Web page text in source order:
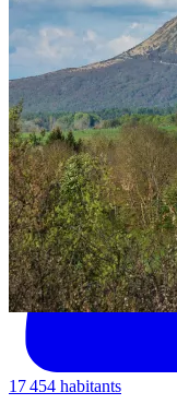
17 454 habitants